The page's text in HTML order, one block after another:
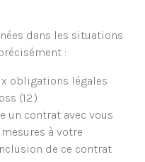
dans les situations
:
obligations légales
(12.).
un contrat avec vous
à votre
de ce contrat